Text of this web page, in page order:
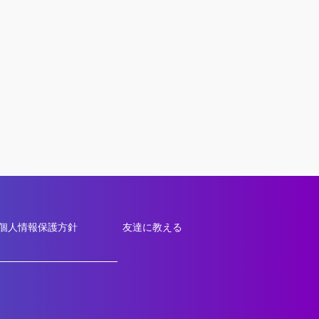
人情報保護方針 友達に教える